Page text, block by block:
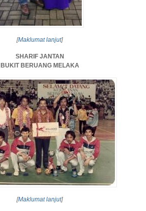
[Maklumat lanjut]
SHARIF JANTAN
BUKIT BERUANG MELAKA
[Maklumat lanjut]